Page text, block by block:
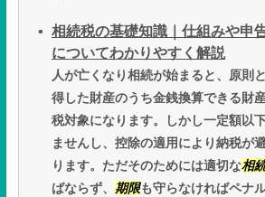
相続税の基礎知識｜仕組みや申
についてわかりやすく解説
人が亡くなり相続が始まると、原則
得した財産のうち金銭換算できる財
税対象になります。しかし一定額以
ませんし、控除の適用により納税が
ります。ただそのためには適切な相
ばならず、 期限も守らなければペナ